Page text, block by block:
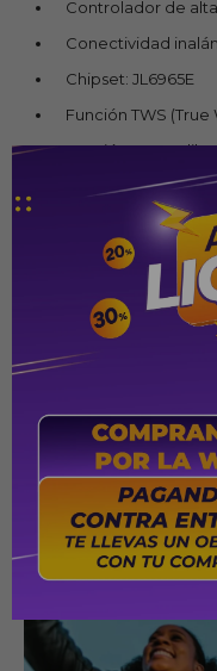
Controlador de
Conectividad
Chipset: JL6965E
Función TWS
Función manos
Resistencia al agua:
Batería: 3,7 V /
Autonomía: 6 a 8
Tiempo de carga:
Tiempo en
Conexiones:
Entrada
Puerto de carga:
Respuesta de
Dimensiones: 98 ×
Peso: 213 g